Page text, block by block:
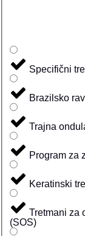
Specifični
Brazilsko
Trajna
Program za
Keratinski
Tretmani za
(SOS)